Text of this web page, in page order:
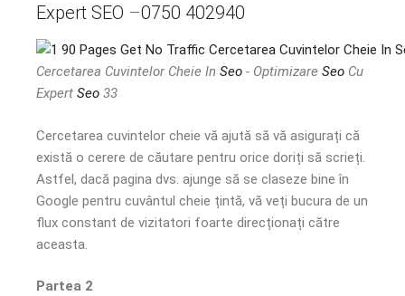
Expert SEO –0750 402940
Cercetarea Cuvintelor Cheie In Seo - Optimizare Seo Cu
Expert Seo 33
Cercetarea cuvintelor cheie vă ajută să vă asigurați că
există o cerere de căutare pentru orice doriți să scrieți.
Astfel, dacă pagina dvs. ajunge să se claseze bine în
Google pentru cuvântul cheie țintă, vă veți bucura de un
flux constant de vizitatori foarte direcționați către
aceasta.
Partea 2